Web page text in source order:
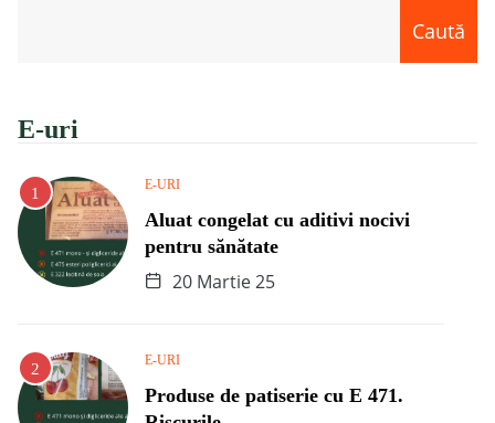
Caută
E-uri
E-URI
Aluat congelat cu aditivi nocivi
pentru sănătate
20 Martie 25
E-URI
Produse de patiserie cu E 471.